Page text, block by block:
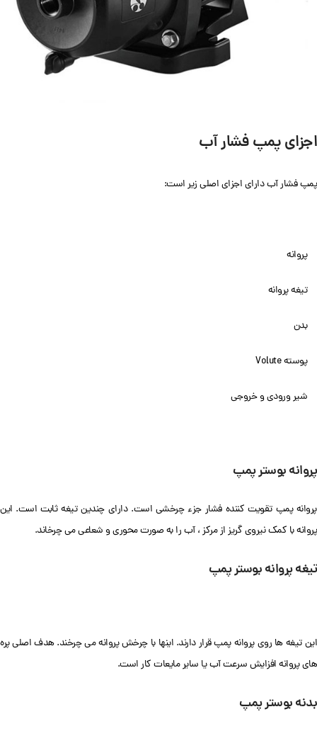
اجزای پمپ فشار آب
پمپ فشار آب دارای اجزای اصلی زیر است:
پروانه
تیغه پروانه
بدن
پوسته Volute
شیر ورودی و خروجی
پروانه بوستر پمپ
پروانه پمپ تقویت کننده فشار جزء چرخشی است. دارای چندین تیغه ثابت است. این
پروانه با کمک نیروی گریز از مرکز ، آب را به صورت محوری و شعاعی می چرخاند.
تیغه پروانه بوستر پمپ
این تیغه ها روی پروانه پمپ قرار دارند. اینها با چرخش پروانه می چرخند. هدف اصلی پره
های پروانه افزایش سرعت آب یا سایر مایعات کار است.
بدنه بوستر پمپ